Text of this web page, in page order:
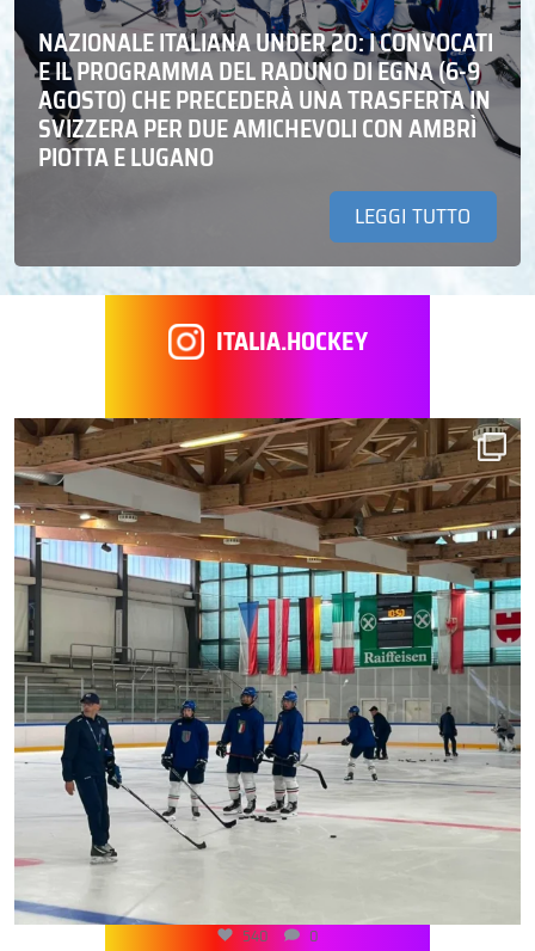
NAZIONALE ITALIANA UNDER 20: I CONVOCATI
E IL PROGRAMMA DEL RADUNO DI EGNA (6-9
AGOSTO) CHE PRECEDERÀ UNA TRASFERTA IN
SVIZZERA PER DUE AMICHEVOLI CON AMBRÌ
PIOTTA E LUGANO
LEGGI TUTTO
ITALIA.HOCKEY
540 0